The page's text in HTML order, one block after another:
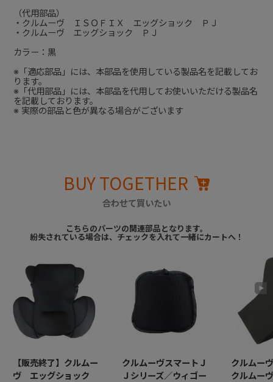
（代用部品）
・クルムーヴ ＩＳＯＦＩＸ エッグショック ＰＪ
・クルムーヴ エッグショック ＰＪ
カラー：黒
※「適応部品」には、本部品を使用している製品名を記載してお
ります。
※「代用部品」には、本部品を代用してお使いいただける製品名
を記載しております。
※ 実際の部品と色が異なる場合がございます
BUY TOGETHER
合わせて買いたい
こちらのパーツの関連部品となります。
紛失されている場合は、チェックを入れて一緒にカートへ！
【販売終了】クルムー
ヴ エッグショック
クルムーヴスマートＪ
Ｊシリーズ／ウィゴー
クルムー
クルムー